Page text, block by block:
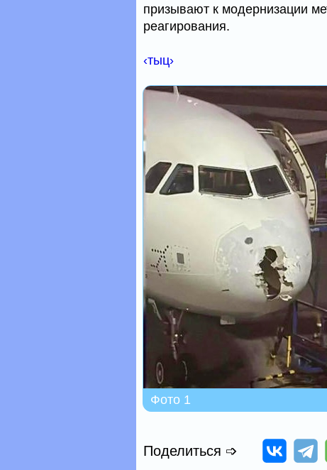
призывают к модернизации
реагирования.
‹тыц›
Фото 1
Поделиться ➩